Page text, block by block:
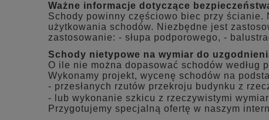
Ważne informacje dotyczące
Schody powinny częściowo biec przy
użytkowania schodów. Niezbędne jest
zastosowanie: - słupa podporowego, -
Schody nietypowe na wymiar do
O ile nie można dopasować schodów według
Wykonamy projekt, wycenę schodów na
- przesłanych rzutów przekroju budynku z
- lub wykonanie szkicu z rzeczywistymi
Przygotujemy specjalną ofertę w naszym